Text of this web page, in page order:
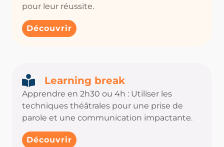
pour leur réussite.
Découvrir
Learning break
Apprendre en 2h30 ou 4h : Utiliser les
techniques théâtrales pour une prise de
parole et une communication impactante.
Découvrir